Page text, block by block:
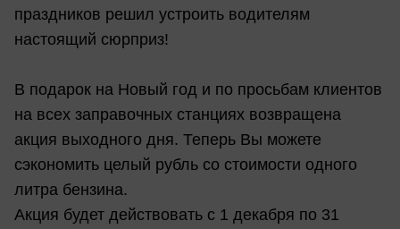
праздников решил устроить водителям
настоящий сюрприз!
В подарок на Новый год и по просьбам клиентов
на всех заправочных станциях возвращена
акция выходного дня. Теперь Вы можете
сэкономить целый рубль со стоимости одного
литра бензина.
Акция будет действовать с 1 декабря по 31